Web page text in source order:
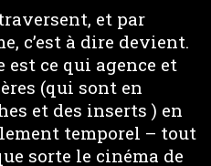
et par
c’est à dire devient.
ce qui agence et
(qui sont en
et des inserts ) en
temporel – tout
sorte le cinéma de